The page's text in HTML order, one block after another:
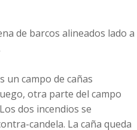
de barcos alineados lado a
un campo de cañas
otra parte del campo
dos incendios se
candela. La caña queda